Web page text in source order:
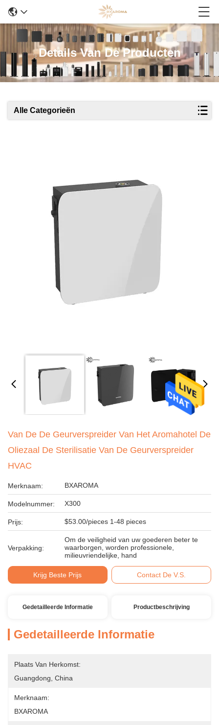
Details Van De Producten
Alle Categorieën
Van De De Geurverspreider Van Het Aromahotel De
Oliezaal De Sterilisatie Van De Geurverspreider
HVAC
Merknaam: BXAROMA
Modelnummer: X300
Prijs: $53.00/pieces 1-48 pieces
Verpakking:
Om de veiligheid van uw goederen beter te
waarborgen, worden professionele,
milieuvriendelijke, hand
Krijg Beste Prijs Contact De V.S.
Gedetailleerde Informatie Productbeschrijving
Gedetailleerde Informatie
Plaats Van Herkomst:
Guangdong, China
Merknaam:
BXAROMA